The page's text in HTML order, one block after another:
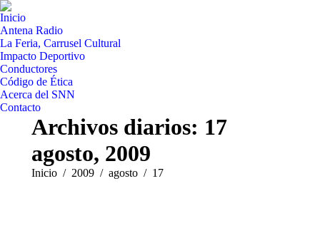
Inicio
Antena Radio
La Feria, Carrusel Cultural
Impacto Deportivo
Conductores
Código de Ética
Acerca del SNN
Contacto
Archivos diarios: 17
agosto, 2009
Estás aquí:
Inicio 2009 agosto 17